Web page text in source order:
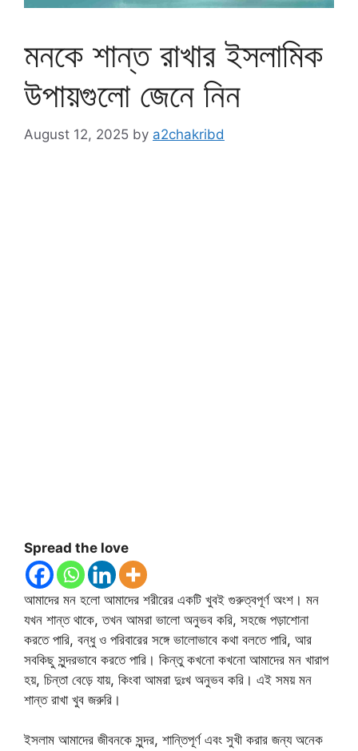
মনকে শান্ত রাখার ইসলামিক
উপায়গুলো জেনে নিন
August 12, 2025 by a2chakribd
Spread the love
আমাদের মন হলো আমাদের শরীরের একটি খুবই গুরুত্বপূর্ণ অংশ। মন
যখন শান্ত থাকে, তখন আমরা ভালো অনুভব করি, সহজে পড়াশোনা
করতে পারি, বন্ধু ও পরিবারের সঙ্গে ভালোভাবে কথা বলতে পারি, আর
সবকিছু সুন্দরভাবে করতে পারি। কিন্তু কখনো কখনো আমাদের মন খারাপ
হয়, চিন্তা বেড়ে যায়, কিংবা আমরা দুঃখ অনুভব করি। এই সময় মন
শান্ত রাখা খুব জরুরি।
ইসলাম আমাদের জীবনকে সুন্দর, শান্তিপূর্ণ এবং সুখী করার জন্য অনেক